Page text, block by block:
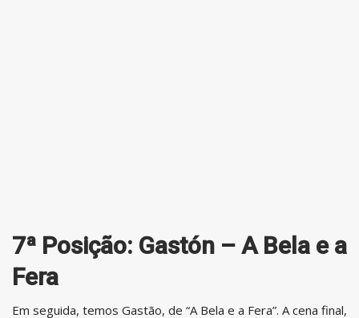
7ª Posição: Gastón – A Bela e a
Fera
Em seguida, temos Gastão, de “A Bela e a Fera”. A cena final,